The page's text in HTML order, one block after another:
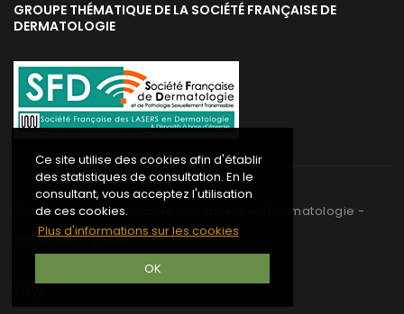
Ce site utilise des cookies afin d'établir
des statistiques de consultation. En le
consultant, vous acceptez l'utilisation
de ces cookies.
Plus d'informations sur les cookies
OK
GROUPE THÉMATIQUE DE LA SOCIÉTÉ FRANÇAISE DE
DERMATOLOGIE
2020Société Française des Lasers en Dermatologie -
Mentions légales